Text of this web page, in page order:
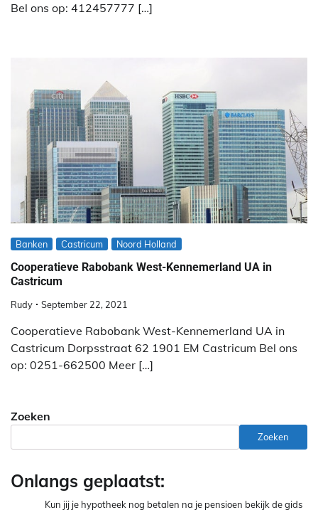
Bel ons op: 412457777 […]
Banken Castricum Noord Holland
Cooperatieve Rabobank West-Kennemerland UA in
Castricum
Rudy September 22, 2021
Cooperatieve Rabobank West-Kennemerland UA in
Castricum Dorpsstraat 62 1901 EM Castricum Bel ons
op: 0251-662500 Meer […]
Zoeken
Zoeken
Onlangs geplaatst:
Kun jij je hypotheek nog betalen na je pensioen bekijk de gids